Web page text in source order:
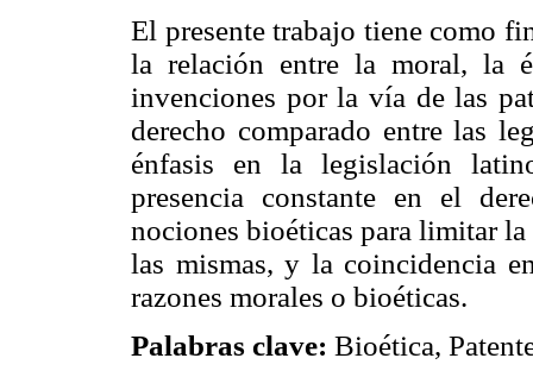
El presente trabajo tiene como
la relación entre la moral, la
invenciones por la vía de las
derecho comparado entre las
énfasis en la legislación
presencia constante en el
nociones bioéticas para limitar
las mismas, y la coincidencia
razones morales o bioéticas.
Palabras clave: Bioética,